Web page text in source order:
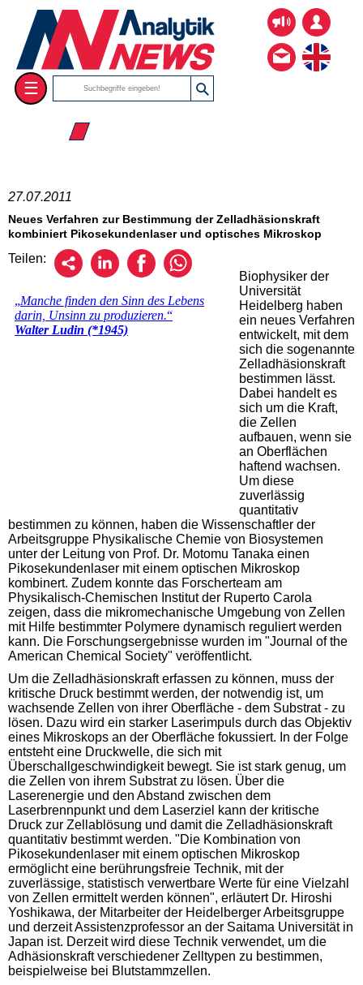
☰
☰ 2011
27.07.2011
Neues Verfahren zur Bestimmung der Zelladhäsionskraft
kombiniert Pikosekundenlaser und optisches Mikroskop
Teilen:
Biophysiker der
Universität
Heidelberg haben
ein neues Verfahren
entwickelt, mit dem
sich die sogenannte
Zelladhäsionskraft
bestimmen lässt.
Dabei handelt es
sich um die Kraft,
die Zellen
aufbauen, wenn sie
an Oberflächen
haftend wachsen.
Um diese
zuverlässig
quantitativ
bestimmen zu können, haben die Wissenschaftler der
Arbeitsgruppe Physikalische Chemie von Biosystemen
unter der Leitung von Prof. Dr. Motomu Tanaka einen
Pikosekundenlaser mit einem optischen Mikroskop
kombinert. Zudem konnte das Forscherteam am
Physikalisch-Chemischen Institut der Ruperto Carola
zeigen, dass die mikromechanische Umgebung von Zellen
mit Hilfe bestimmter Polymere dynamisch reguliert werden
kann. Die Forschungsergebnisse wurden im "Journal of the
American Chemical Society" veröffentlicht.
Um die Zelladhäsionskraft erfassen zu können, muss der
kritische Druck bestimmt werden, der notwendig ist, um
wachsende Zellen von ihrer Oberfläche - dem Substrat - zu
lösen. Dazu wird ein starker Laserimpuls durch das Objektiv
eines Mikroskops an der Oberfläche fokussiert. In der Folge
entsteht eine Druckwelle, die sich mit
Überschallgeschwindigkeit bewegt. Sie ist stark genug, um
die Zellen von ihrem Substrat zu lösen. Über die
Laserenergie und den Abstand zwischen dem
Laserbrennpunkt und dem Laserziel kann der kritische
Druck zur Zellablösung und damit die Zelladhäsionskraft
quantitativ bestimmt werden. "Die Kombination von
Pikosekundenlaser mit einem optischen Mikroskop
ermöglicht eine berührungsfreie Technik, mit der
zuverlässige, statistisch verwertbare Werte für eine Vielzahl
von Zellen ermittelt werden können", erläutert Dr. Hiroshi
Yoshikawa, der Mitarbeiter der Heidelberger Arbeitsgruppe
und derzeit Assistenzprofessor an der Saitama Universität in
Japan ist. Derzeit wird diese Technik verwendet, um die
Adhäsionskraft verschiedener Zelltypen zu bestimmen,
beispielweise bei Blutstammzellen.